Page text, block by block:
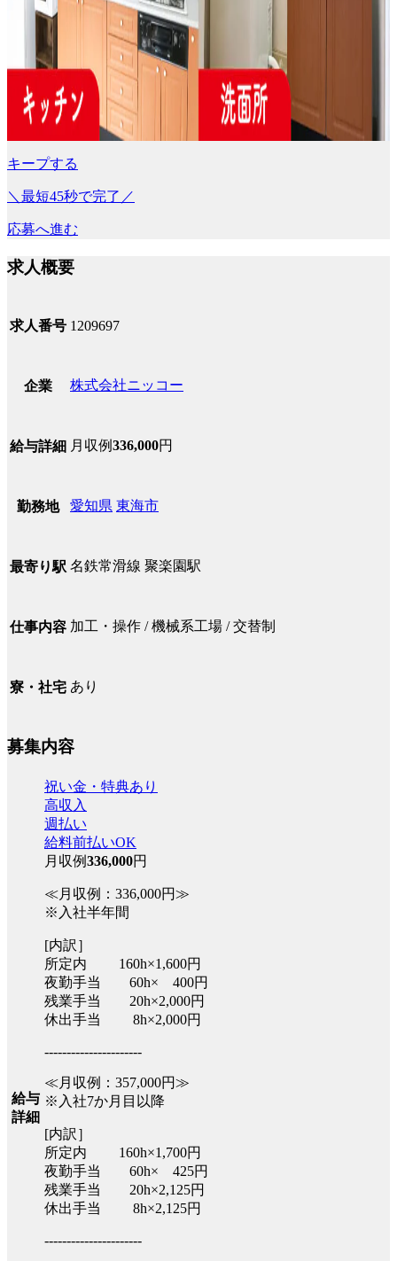
キープする
＼最短45秒で完了／
応募へ進む
求人概要
求人番号 1209697
企業 株式会社ニッコー
給与詳細 月収例336,000円
勤務地 愛知県 東海市
最寄り駅 名鉄常滑線 聚楽園駅
仕事内容 加工・操作 / 機械系工場 / 交替制
寮・社宅 あり
募集内容
給与
詳細
祝い金・特典あり
高収入
週払い
給料前払いOK
月収例336,000円
≪月収例：336,000円≫
※入社半年間
[内訳］
所定内 160h×1,600円
夜勤手当 60h× 400円
残業手当 20h×2,000円
休出手当 8h×2,000円
----------------------
≪月収例：357,000円≫
※入社7か月目以降
[内訳］
所定内 160h×1,700円
夜勤手当 60h× 425円
残業手当 20h×2,125円
休出手当 8h×2,125円
----------------------